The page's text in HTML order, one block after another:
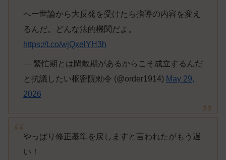
へー世論から大反発を受けたら指導の内容を変え
るんだ。どんな法的機関だよ。
https://t.co/wjQxelYH3h
— 繁忙期とは閑散期があるからこそ成立するんだ
と抗議したい枢密院勅令 (@order1914) May 29,
2026
やっぱり修正基準を戻しますと言われたがもう遅
い！